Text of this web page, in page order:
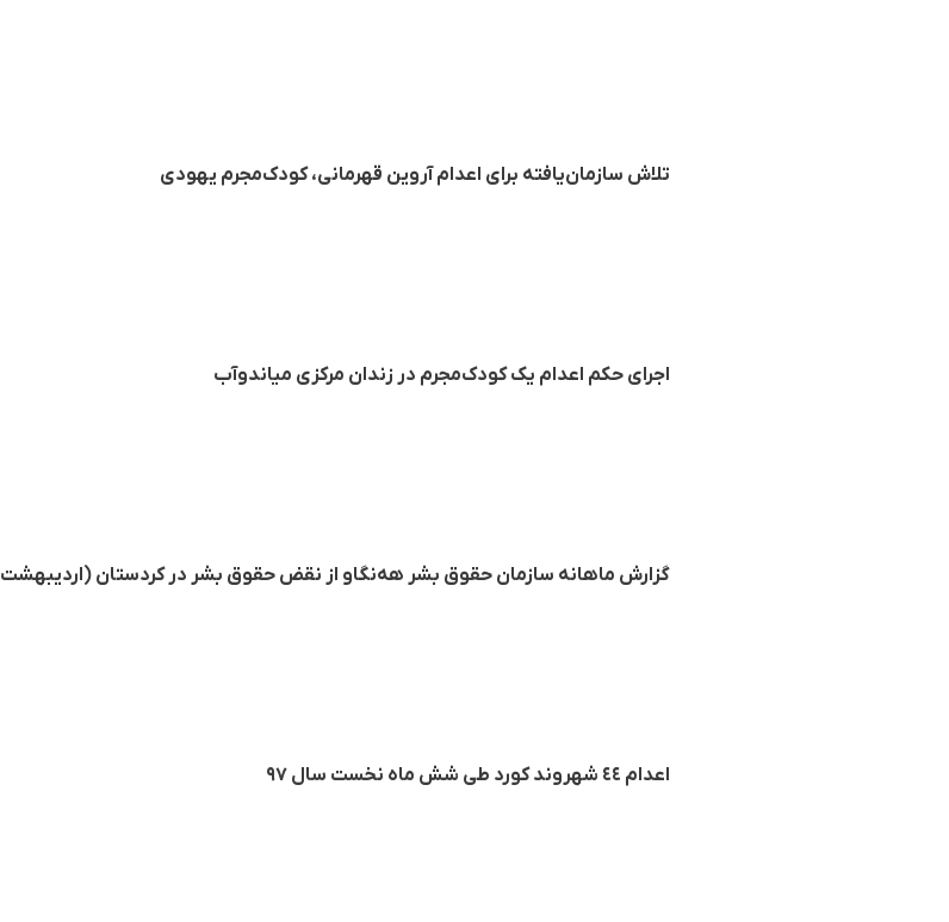
تلاش سازمان‌یافته برای اعدام آروین قهرمانی، کودک‌مجرم یهودی
اجرای حکم اعدام یک کودک‌مجرم در زندان مرکزی میاندوآب
گزارش ماهانە سازمان حقوق بشر هەنگاو از نقض حقوق بشر در کردستان (اردیبهشت ٩٩)
اعدام ٤٤ شهروند کورد طی شش ماه نخست سال ٩٧